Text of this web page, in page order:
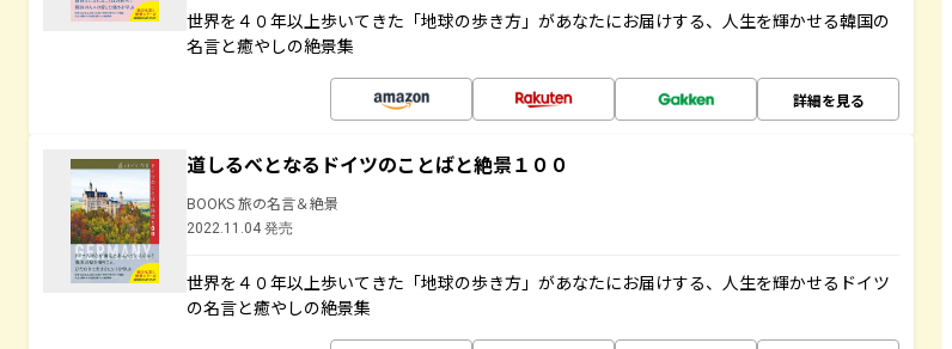
世界を４０年以上歩いてきた「地球の歩き方」があなたにお届けする、人生を輝かせる韓国の
名言と癒やしの絶景集
詳細を見る
道しるべとなるドイツのことばと絶景１００
BOOKS 旅の名言＆絶景
2022.11.04 発売
世界を４０年以上歩いてきた「地球の歩き方」があなたにお届けする、人生を輝かせるドイツ
の名言と癒やしの絶景集